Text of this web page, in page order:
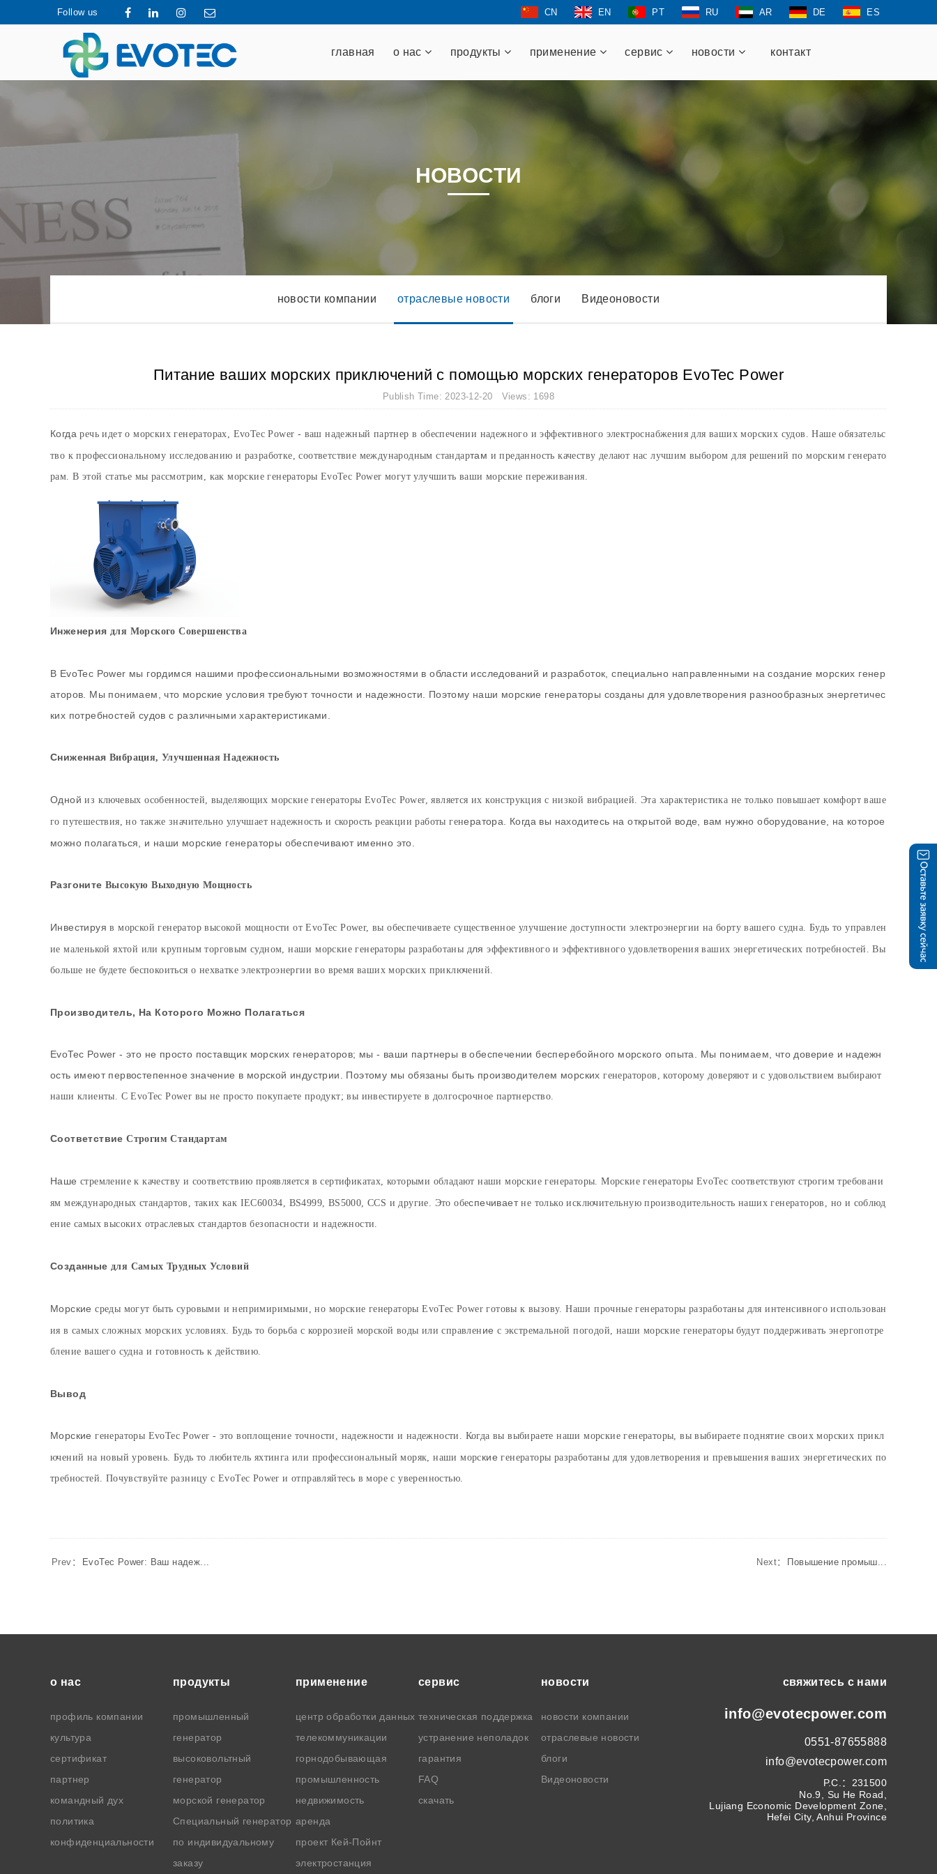
Follow us CN EN PT RU AR DE ES
главная о нас продукты применение cервис новости контакт
НОВОСТИ
новости компании отраслевые новости блоги Видеоновости
Питание ваших морских приключений с помощью морских генераторов EvoTec Power
Publish Time: 2023-12-20 Views: 1698
Когдаречь идет о морских генераторах, EvoTec Power - ваш надежный партнер в обеспечении надежного и эффективного электроснабжения для ваших морских судов. Наше обязательс
тво к профессиональному исследованию и разработке, соответствие международным стандартам и преданность качеству делают нас лучшим выбором для решений по морским генерато
рам. В этой статье мы рассмотрим, как морские генераторы EvoTec Power могут улучшить ваши морские переживания.
Инженерия для Морского Совершенства
В EvoTec Power мы гордимся нашими профессиональными возможностями в области исследований и разработок, специально направленными на создание морских генер
аторов. Мы понимаем, что морские условия требуют точности и надежности. Поэтому наши морские генераторы созданы для удовлетворения разнообразных энергетичес
ких потребностей судов с различными характеристиками.
Сниженная Вибрация, Улучшенная Надежность
Однойиз ключевых особенностей, выделяющих морские генераторы EvoTec Power, является их конструкция с низкой вибрацией. Эта характеристика не только повышает комфорт ваше
го путешествия, но также значительно улучшает надежность и скорость реакции работы генератора. Когда вы находитесь на открытой воде, вам нужно оборудование, на которое
можно полагаться, и наши морские генераторы обеспечивают именно это.
Разгоните Высокую Выходную Мощность
Инвестируяв морской генератор высокой мощности от EvoTec Power, вы обеспечиваете существенное улучшение доступности электроэнергии на борту вашего судна. Будь то управлен
ие маленькой яхтой или крупным торговым судном, наши морские генераторы разработаны дляэффективного и эффективного удовлетворения ваших энергетических потребностей. Вы
больше не будете беспокоиться о нехватке электроэнергии во время ваших морских приключений.
Производитель, На Которого Можно Полагаться
EvoTec Power - это не просто поставщик морских генераторов; мы - ваши партнеры в обеспечении бесперебойного морского опыта. Мы понимаем, что доверие и надежн
ость имеют первостепенное значение в морской индустрии. Поэтому мы обязаны быть производителем морскихгенераторов, которому доверяют и с удовольствием выбирают
наши клиенты. С EvoTec Power вы не просто покупаете продукт; вы инвестируете в долгосрочное партнерство.
Соответствие Строгим Стандартам
Наше стремление к качеству и соответствию проявляется в сертификатах, которыми обладают наши морские генераторы. Морские генераторы EvoTec соответствуют строгим требовани
ям международных стандартов, таких как IEC60034, BS4999, BS5000, CCS и другие. Это обеспечиваетне только исключительную производительность наших генераторов, но и соблюд
ение самых высоких отраслевых стандартов безопасности и надежности.
Созданные для Самых Трудных Условий
Морскиесреды могут быть суровыми и непримиримыми, но морские генераторы EvoTec Power готовы к вызову. Наши прочные генераторы разработаны для интенсивного использован
ия в самых сложных морских условиях. Будь то борьба с коррозией морской воды или справлен ие с экстремальной погодой, наши морские генераторы будут поддерживать энергопотре
бление вашего судна и готовность к действию.
Вывод
Морскиегенераторы EvoTec Power - это воплощение точности, надежности и надежности. Когда вы выбираете наши морские генераторы, вы выбираете поднятие своих морских прикл
ючений на новый уровень. Будь то любитель яхтинга или профессиональный моряк, наши морскиегенераторы разработаны для удовлетворения и превышения ваших энергетических по
требностей. Почувствуйте разницу с EvoTec Power и отправляйтесь в море с уверенностью.
Next： Повышение промыш...
Prev： EvoTec Power: Ваш надеж...
о нас
профиль компании
культура
сертификат
партнер
командный дух
политика
конфиденциальности
продукты
промышленный
генератор
высоковольтный
генератор
морской генератор
Специальный генератор
по индивидуальному
заказу
применение
центр обработки данных
телекоммуникации
горнодобывающая
промышленность
недвижимость
аренда
проект Кей-Пойнт
электростанция
cервис
техническая поддержка
устранение неполадок
гарантия
FAQ
скачать
новости
новости компании
отраслевые новости
блоги
Видеоновости
свяжитесь с нами
info@evotecpower.com
0551-87655888
info@evotecpower.com
P.C.：231500
No.9, Su He Road,
Lujiang Economic Development Zone,
Hefei City, Anhui Province